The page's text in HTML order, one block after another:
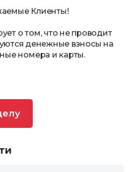
Клиенты!
о том, что не проводит
денежные взносы на
номера и карты.